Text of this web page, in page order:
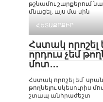
թշնամու շարքերում
մնացել. այս մա-սին
ՀԵՏԱՔՐՔԻՐ
Հստակ որոշել
որդուս չեմ
մոտ․․․
Հստակ որոշել եմ՝
թողնելու սկեսուրիս
շտապ անհրաժեշտ